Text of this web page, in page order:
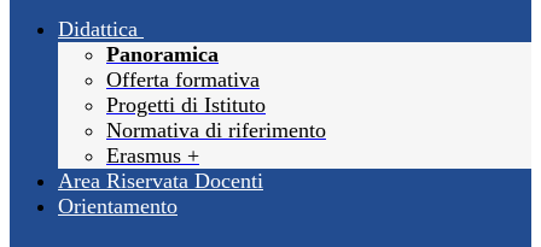
Didattica
Panoramica
Offerta formativa
Progetti di Istituto
Normativa di riferimento
Erasmus +
Area Riservata Docenti
Orientamento